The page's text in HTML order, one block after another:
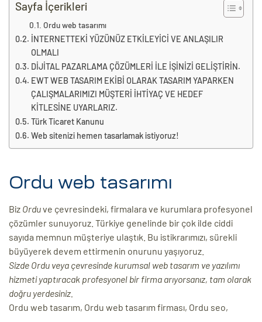
Sayfa İçerikleri
Ordu web tasarımı
İNTERNETTEKİ YÜZÜNÜZ ETKİLEYİCİ VE ANLAŞILIR
OLMALI
DİJİTAL PAZARLAMA ÇÖZÜMLERİ İLE İŞİNİZİ GELİŞTİRİN.
EWT WEB TASARIM EKİBİ OLARAK TASARIM YAPARKEN
ÇALIŞMALARIMIZI MÜŞTERİ İHTİYAÇ VE HEDEF
KİTLESİNE UYARLARIZ.
Türk Ticaret Kanunu
Web sitenizi hemen tasarlamak istiyoruz!
Ordu web tasarımı
Biz Orduve çevresindeki, firmalara ve kurumlara profesyonel
çözümler sunuyoruz. Türkiye genelinde bir çok ilde ciddi
sayıda memnun müşteriye ulaştık. Bu istikrarımızı, sürekli
büyüyerek devem ettirmenin onurunu yaşıyoruz.
Sizde Ordu veya çevresinde kurumsal web tasarım ve yazılımı
hizmeti yaptıracak profesyonel bir firma arıyorsanız, tam olarak
doğru yerdesiniz.
Ordu web tasarım, Ordu web tasarım firması, Ordu seo,